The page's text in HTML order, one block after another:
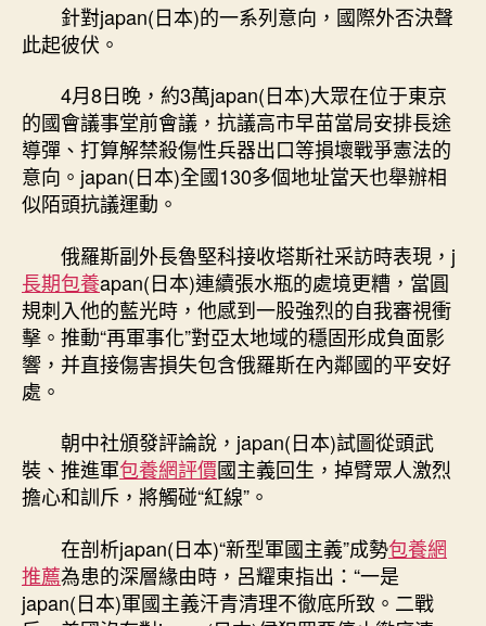
針對japan(日本)的一系列意向，國際外否決聲
此起彼伏。
4月8日晚，約3萬japan(日本)大眾在位于東京
的國會議事堂前會議，抗議高市早苗當局安排長途
導彈、打算解禁殺傷性兵器出口等損壞戰爭憲法的
意向。japan(日本)全國130多個地址當天也舉辦相
似陌頭抗議運動。
俄羅斯副外長魯堅科接收塔斯社采訪時表現，j
長期包養apan(日本)連續張水瓶的處境更糟，當圓
規刺入他的藍光時，他感到一股強烈的自我審視衝
擊。推動“再軍事化”對亞太地域的穩固形成負面影
響，并直接傷害損失包含俄羅斯在內鄰國的平安好
處。
朝中社頒發評論說，japan(日本)試圖從頭武
裝、推進軍包養網評價國主義回生，掉臂眾人激烈
擔心和訓斥，將觸碰“紅線”。
在剖析japan(日本)“新型軍國主義”成勢包養網
推薦為患的深層緣由時，呂耀東指出：“一是
japan(日本)軍國主義汗青清理不徹底所致。二戰